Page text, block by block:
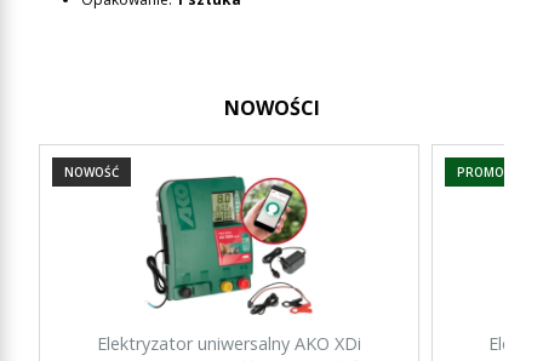
NOWOŚCI
Elektryzator uniwersalny AKO XDi
NOWOŚĆ PROMOCJA